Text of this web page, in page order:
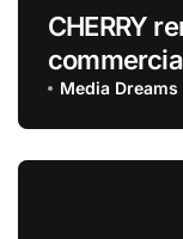
CHERRY
Media Dreams